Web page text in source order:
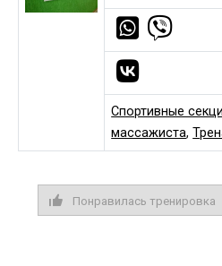
Спортивные
массажиста,
Понравилась тренировка